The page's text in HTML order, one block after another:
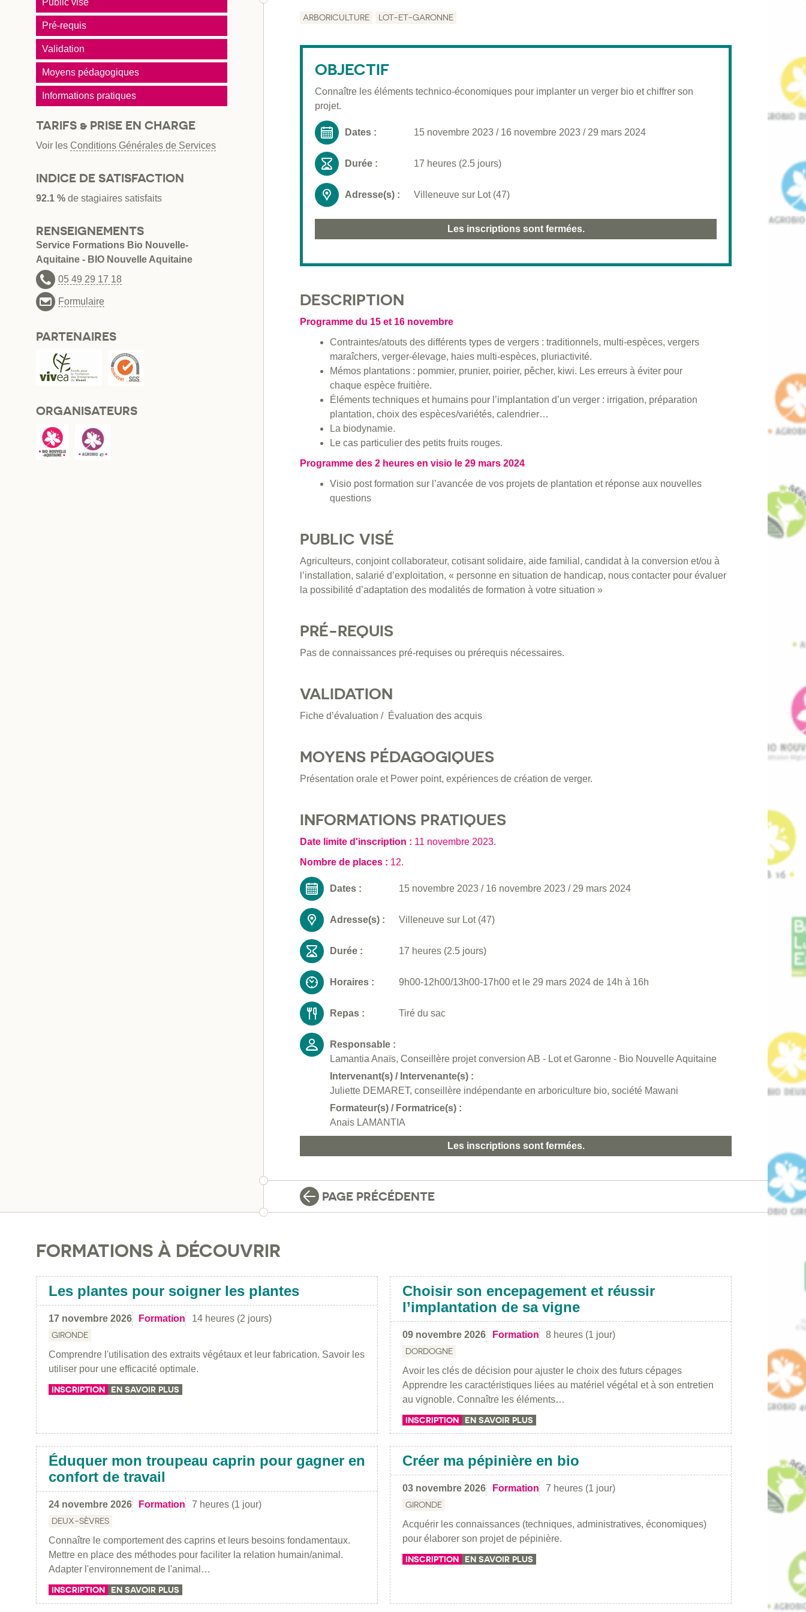
ARBORICULTURE LOT-ET-GARONNE
OBJECTIF
Connaître les éléments technico-économiques pour implanter un verger bio et chiffrer son
projet.
Dates : 15 novembre 2023 / 16 novembre 2023 / 29 mars 2024
Durée : 17 heures (2.5 jours)
Adresse(s) : Villeneuve sur Lot (47)
Les inscriptions sont fermées.
DESCRIPTION
Programme du 15 et 16 novembre
Contraintes/atouts des différents types de vergers : traditionnels, multi-espèces, vergers
maraîchers, verger-élevage, haies multi-espèces, pluriactivité.
Mémos plantations : pommier, prunier, poirier, pêcher, kiwi. Les erreurs à éviter pour
chaque espèce fruitière.
Éléments techniques et humains pour l’implantation d’un verger : irrigation, préparation
plantation, choix des espèces/variétés, calendrier…
La biodynamie.
Le cas particulier des petits fruits rouges.
Programme des 2 heures en visio le 29 mars 2024
Visio post formation sur l’avancée de vos projets de plantation et réponse aux nouvelles
questions
PUBLIC VISÉ
Agriculteurs, conjoint collaborateur, cotisant solidaire, aide familial, candidat à la conversion et/ou à
l’installation, salarié d’exploitation, « personne en situation de handicap, nous contacter pour évaluer
la possibilité d’adaptation des modalités de formation à votre situation »
PRÉ-REQUIS
Pas de connaissances pré-requises ou prérequis nécessaires.
VALIDATION
Fiche d’évaluation / Évaluation des acquis
MOYENS PÉDAGOGIQUES
Présentation orale et Power point, expériences de création de verger.
INFORMATIONS PRATIQUES
Date limite d'inscription : 11 novembre 2023.
Nombre de places : 12.
Dates : 15 novembre 2023 / 16 novembre 2023 / 29 mars 2024
Adresse(s) : Villeneuve sur Lot (47)
Durée : 17 heures (2.5 jours)
Horaires : 9h00-12h00/13h00-17h00 et le 29 mars 2024 de 14h à 16h
Repas : Tiré du sac
Responsable :
Lamantia Anaïs, Conseillère projet conversion AB - Lot et Garonne - Bio Nouvelle Aquitaine
Intervenant(s) / Intervenante(s) :
Juliette DEMARET, conseillère indépendante en arboriculture bio, société Mawani
Formateur(s) / Formatrice(s) :
Anais LAMANTIA
Les inscriptions sont fermées.
PAGE PRÉCÉDENTE
Public visé
Pré-requis
Validation
Moyens pédagogiques
Informations pratiques
TARIFS & PRISE EN CHARGE
Voir les Conditions Générales de Services
INDICE DE SATISFACTION
92.1 % de stagiaires satisfaits
RENSEIGNEMENTS
Service Formations Bio Nouvelle-
Aquitaine - BIO Nouvelle Aquitaine
05 49 29 17 18
Formulaire
PARTENAIRES
ORGANISATEURS
FORMATIONS À DÉCOUVRIR
Les plantes pour soigner les plantes
17 novembre 2026 Formation 14 heures (2 jours)
GIRONDE
Comprendre l'utilisation des extraits végétaux et leur fabrication. Savoir les
utiliser pour une efficacité optimale.
INSCRIPTION EN SAVOIR PLUS
Choisir son encepagement et réussir
l’implantation de sa vigne
09 novembre 2026 Formation 8 heures (1 jour)
DORDOGNE
Avoir les clés de décision pour ajuster le choix des futurs cépages
Apprendre les caractéristiques liées au matériel végétal et à son entretien
au vignoble. Connaître les éléments…
INSCRIPTION EN SAVOIR PLUS
Éduquer mon troupeau caprin pour gagner en
confort de travail
24 novembre 2026 Formation 7 heures (1 jour)
DEUX-SÈVRES
Connaître le comportement des caprins et leurs besoins fondamentaux.
Mettre en place des méthodes pour faciliter la relation humain/animal.
Adapter l'environnement de l'animal…
INSCRIPTION EN SAVOIR PLUS
Créer ma pépinière en bio
03 novembre 2026 Formation 7 heures (1 jour)
GIRONDE
Acquérir les connaissances (techniques, administratives, économiques)
pour élaborer son projet de pépinière.
INSCRIPTION EN SAVOIR PLUS